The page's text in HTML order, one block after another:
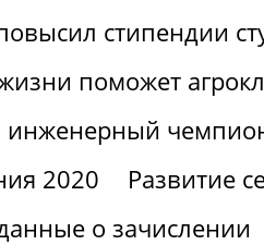
стипендии
поможет
2020
Развитие
о зачислении